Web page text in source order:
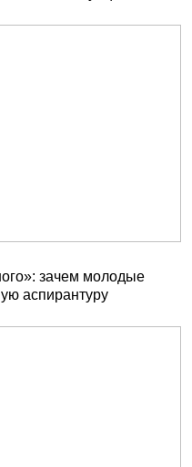
зачем молодые
аспирантуру